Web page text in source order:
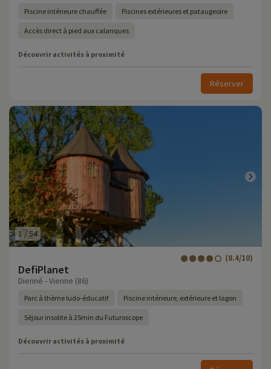
Piscine intérieure chauffée Piscines extérieures et pataugeoire
Accès direct à pied aux calanques
Découvrir activités à proximité
Réserver
1 /54
DefiPlanet
(8.4/10)
Dienné - Vienne (86)
Parc à thème ludo-éducatif Piscine intérieure, extérieure et lagon
Séjour insolite à 25min du Futuroscope
Découvrir activités à proximité